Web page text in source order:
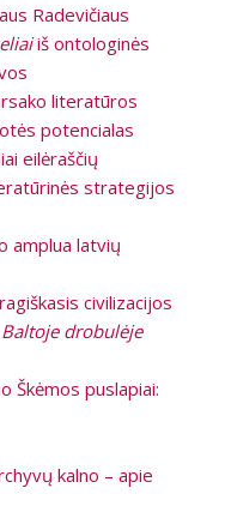
Radevičiaus
iš ontologinės
literatūros
potencialas
eilėraščių
strategijos
amplua latvių
civilizacijos
Baltoje drobulėje
Škėmos puslapiai:
kalno – apie